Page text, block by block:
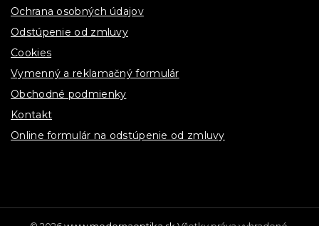
Ochrana osobných údajov
Odstúpenie od zmluvy
Cookies
Vymenný a reklamačný formulár
Obchodné podmienky
Kontakt
Online formulár na odstúpenie od zmluvy